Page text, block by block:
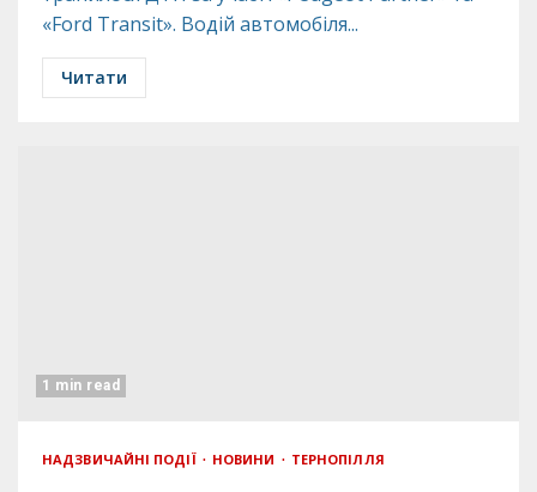
«Ford Transit». Водій автомобіля...
Читати
1 min read
НАДЗВИЧАЙНІ ПОДІЇ НОВИНИ ТЕРНОПІЛЛЯ